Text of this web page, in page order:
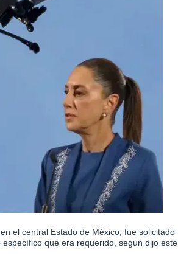
el central Estado de México, fue solicitado
que era requerido, según dijo este